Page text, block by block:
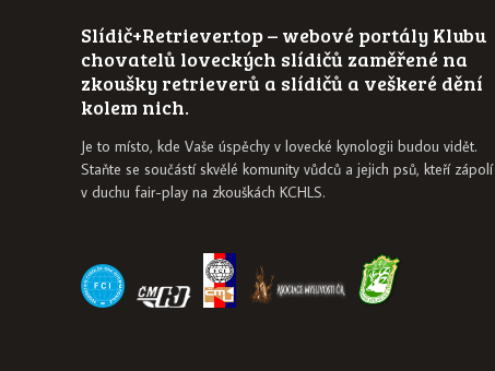
Slídič+Retriever.top – webové portály Klubu
chovatelů loveckých slídičů zaměřené na
zkoušky retrieverů a slídičů a veškeré dění
kolem nich.
Je to místo, kde Vaše úspěchy v lovecké kynologii budou vidět.
Staňte se součástí skvělé komunity vůdců a jejich psů, kteří zápolí
v duchu fair-play na zkouškách KCHLS.